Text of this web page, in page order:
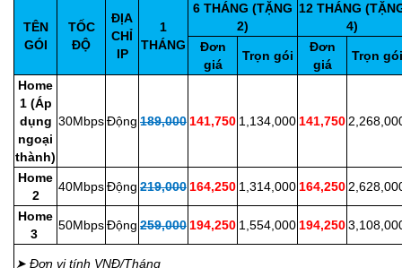
TÊN
GÓI
TỐC
ĐỘ
ĐỊA
CHỈ
IP
1
THÁNG
6 THÁNG (TẶNG
2)
12 THÁNG
4)
Đơn
giá
Trọn gói
Đơn
giá
Trọn gói
Home
1 (Áp
dụng
ngoại
thành)
30MbpsĐộng 189,000 141,750 1,134,000 141,750
Home
2
40MbpsĐộng 219,000 164,250 1,314,000 164,250
Home
3
50MbpsĐộng 259,000 194,250 1,554,000 194,250
➤ Đơn vị tính VNĐ/Tháng